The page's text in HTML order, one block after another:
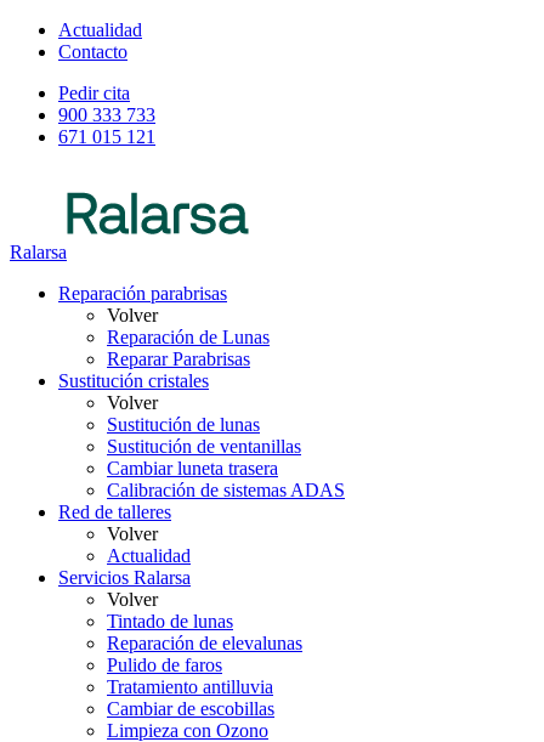
Actualidad
Contacto
Pedir cita
900 333 733
671 015 121
Ralarsa
Reparación parabrisas
Volver
Reparación de Lunas
Reparar Parabrisas
Sustitución cristales
Volver
Sustitución de lunas
Sustitución de ventanillas
Cambiar luneta trasera
Calibración de sistemas ADAS
Red de talleres
Volver
Actualidad
Servicios Ralarsa
Volver
Tintado de lunas
Reparación de elevalunas
Pulido de faros
Tratamiento antilluvia
Cambiar de escobillas
Limpieza con Ozono